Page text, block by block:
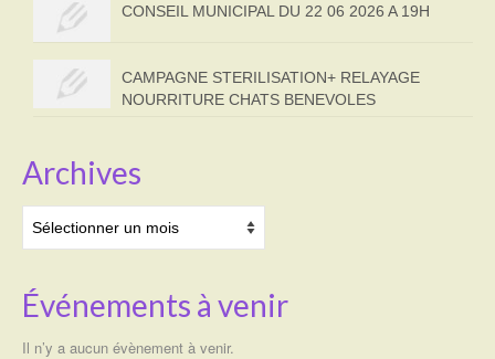
Infos utiles
Salle polyvalente
Service des eaux
L’école
Environnement
Transport
Cimetière
Culte
CONSEIL MUNICIPAL DU 22 06 2026 A 19H
CAMPAGNE STERILISATION+ RELAYAGE
NOURRITURE CHATS BENEVOLES
Archives
Événements à venir
Il n’y a aucun évènement à venir.